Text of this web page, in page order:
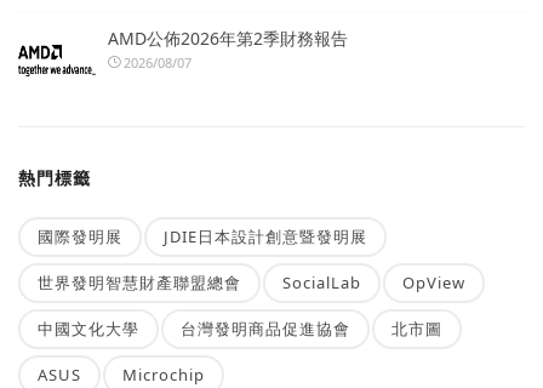
AMD公佈2026年第2季財務報告
2026/08/07
熱門標籤
國際發明展 JDIE日本設計創意暨發明展
世界發明智慧財產聯盟總會 SocialLab OpView
中國文化大學 台灣發明商品促進協會 北市圖
ASUS Microchip